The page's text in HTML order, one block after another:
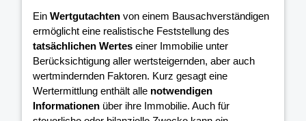
Ein Wertgutachten von einem Bausachverständigen
ermöglicht eine realistische Feststellung des
tatsächlichen Wertes einer Immobilie unter
Berücksichtigung aller wertsteigernden, aber auch
wertmindernden Faktoren. Kurz gesagt eine
Wertermittlung enthält alle notwendigen
Informationen über ihre Immobilie. Auch für